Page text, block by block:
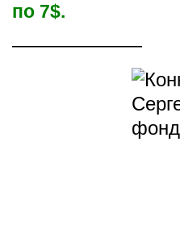
по 7$.
———————